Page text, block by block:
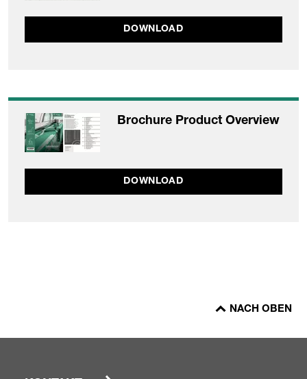
DOWNLOAD
Brochure Product Overview
DOWNLOAD
NACH OBEN